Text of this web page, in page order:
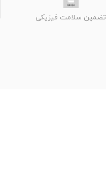
تضمین سلامت فیزیکی